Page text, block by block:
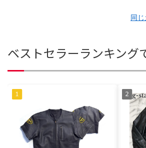
同
ベストセラーランキング